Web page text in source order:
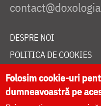
DESPRE NOI
POLITICA DE COOKIES
DONEAZĂ ONLINE
Folosim cookie-uri
dumneavoastră pe